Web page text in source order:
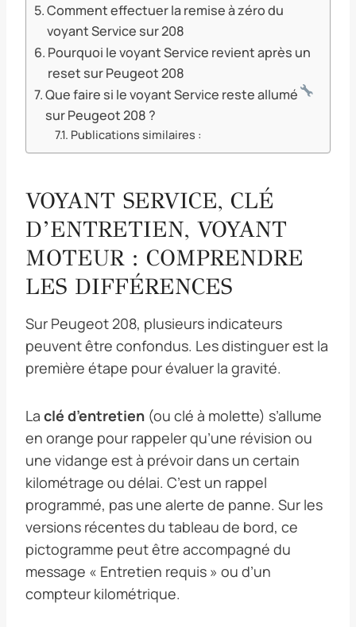
Comment effectuer la remise à zéro du
voyant Service sur 208
Pourquoi le voyant Service revient après un
reset sur Peugeot 208
Que faire si le voyant Service reste allumé
sur Peugeot 208 ?
Publications similaires :
VOYANT SERVICE, CLÉ
D’ENTRETIEN, VOYANT
MOTEUR : COMPRENDRE
LES DIFFÉRENCES
Sur Peugeot 208, plusieurs indicateurs
peuvent être confondus. Les distinguer est la
première étape pour évaluer la gravité.
La clé d’entretien (ou clé à molette) s’allume
en orange pour rappeler qu’une révision ou
une vidange est à prévoir dans un certain
kilométrage ou délai. C’est un rappel
programmé, pas une alerte de panne. Sur les
versions récentes du tableau de bord, ce
pictogramme peut être accompagné du
message « Entretien requis » ou d’un
compteur kilométrique.